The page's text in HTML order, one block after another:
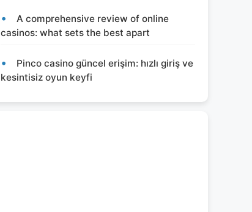
A comprehensive review of online
casinos: what sets the best apart
Pinco casino güncel erişim: hızlı giriş ve
kesintisiz oyun keyfi